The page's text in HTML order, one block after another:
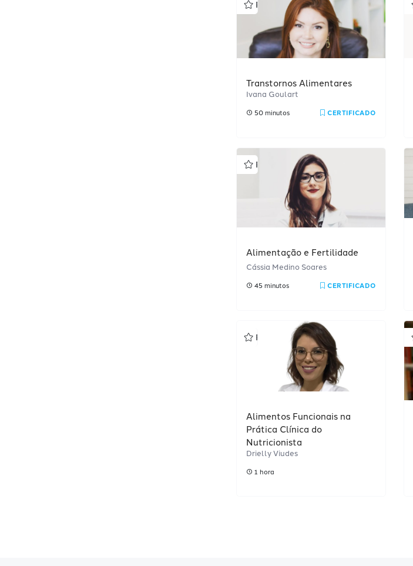
Profissional
Transtornos Alimentares
Ivana Goulart
50 minutos CERTIFICADO
Profissional
Alimentação e Fertilidade
Cássia Medino Soares
45 minutos CERTIFICADO
Profissional
Alimentos Funcionais na
Prática Clínica do
Nutricionista
Drielly Viudes
1 hora